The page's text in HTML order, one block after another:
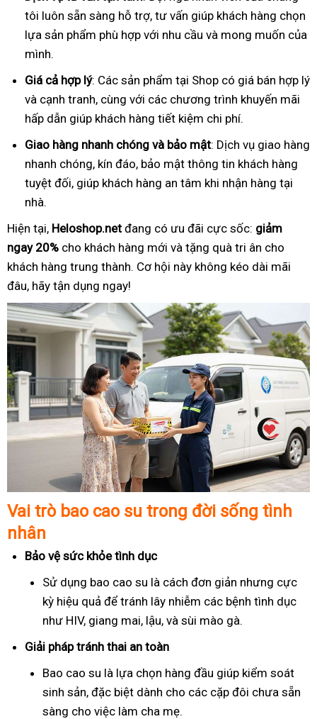
tôi luôn sẵn sàng hỗ trợ, tư vấn giúp khách hàng chọn
lựa sản phẩm phù hợp với nhu cầu và mong muốn của
mình.
Giá cả hợp lý: Các sản phẩm tại Shop có giá bán hợp lý
và cạnh tranh, cùng với các chương trình khuyến mãi
hấp dẫn giúp khách hàng tiết kiệm chi phí.
Giao hàng nhanh chóng và bảo mật: Dịch vụ giao hàng
nhanh chóng, kín đáo, bảo mật thông tin khách hàng
tuyệt đối, giúp khách hàng an tâm khi nhận hàng tại
nhà.
Hiện tại, Heloshop.net đang có ưu đãi cực sốc: giảm
ngay 20% cho khách hàng mới và tặng quà tri ân cho
khách hàng trung thành. Cơ hội này không kéo dài mãi
đâu, hãy tận dụng ngay!
Vai trò bao cao su trong đời sống tình
nhân
Bảo vệ sức khỏe tình dục
Sử dụng bao cao su là cách đơn giản nhưng cực
kỳ hiệu quả để tránh lây nhiễm các bệnh tình dục
như HIV, giang mai, lậu, và sùi mào gà.
Giải pháp tránh thai an toàn
Bao cao su là lựa chọn hàng đầu giúp kiểm soát
sinh sản, đặc biệt dành cho các cặp đôi chưa sẵn
sàng cho việc làm cha mẹ.